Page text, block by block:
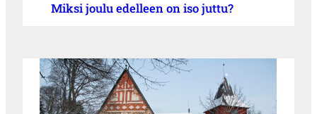
Miksi joulu edelleen on iso juttu?